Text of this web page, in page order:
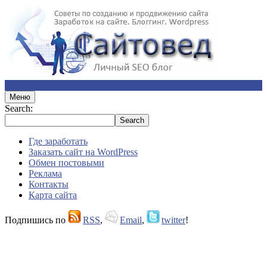
Меню
Search:
Где заработать
Заказать сайт на WordPress
Обмен постовыми
Реклама
Контакты
Карта сайта
Подпишись по RSS, Email, twitter!